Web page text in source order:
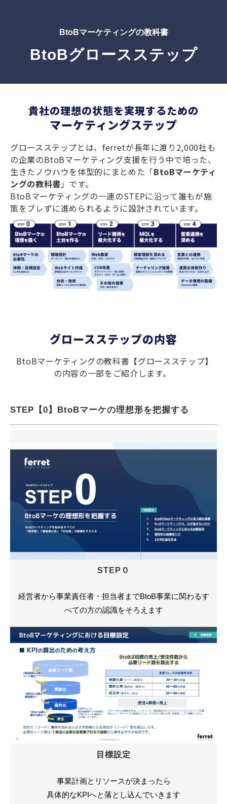
BtoBマーケティングの教科書
BtoBグロースステップ
貴社の理想の状態を実現するための
マーケティングステップ
グロースステップとは、ferretが長年に渡り2,000社も
の企業のBtoBマーケティング支援を行う中で培った、
生きたノウハウを体型的にまとめた「BtoBマーケティ
ングの教科書 」です。
BtoBマーケティングの一連のSTEPに沿って誰もが施
策をブレずに進められるように設計されています。
グロースステップの内容
BtoBマーケティングの教科書【グロースステップ】
の内容の一部をご紹介します。
STEP【0】BtoBマーケの理想形を把握する
STEP０
経営者から事業責任者・担当者までBtoB事業に関わるす
べての方の認識をそろえます
目標設定
事業計画とリソースが決まったら
具体的なKPIへと落とし込んでいきます